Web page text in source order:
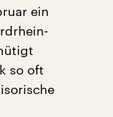
ein
so oft